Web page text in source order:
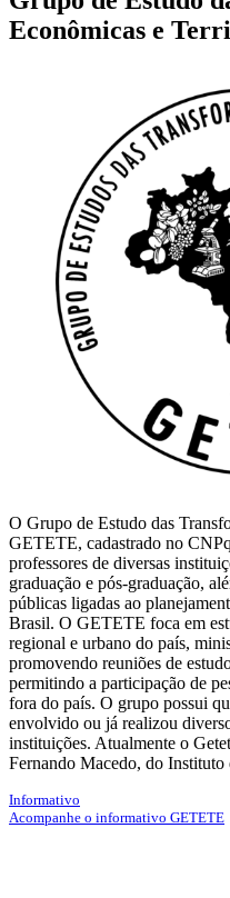
Econômicas e
O Grupo de Estudo das
GETETE, cadastrado no
professores de diversas
graduação e pós-graduação,
públicas ligadas ao
Brasil. O GETETE foca em
regional e urbano do país,
promovendo reuniões de
permitindo a participação de
fora do país. O grupo possui
envolvido ou já realizou
instituições. Atualmente o
Fernando Macedo, do
Informativo
Acompanhe o informativo GETETE